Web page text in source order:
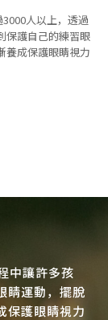
人以上，透過
保護自己的練習眼
養成保護眼睛視力
中讓許多孩
睛運動，擺脫
保護眼睛視力